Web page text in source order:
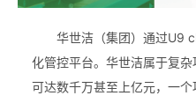
华世洁（集团）通过U9
化管控平台。华世洁属于复
可达数千万甚至上亿元，一